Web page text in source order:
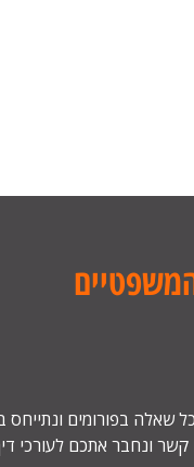
שאלה בפורומים
קשר ונחבר אתכם לעורכי